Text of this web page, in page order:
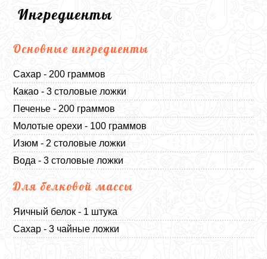
Ингредиенты
Основные ингредиенты
Сахар - 200 граммов
Какао - 3 столовые ложки
Печенье - 200 граммов
Молотые орехи - 100 граммов
Изюм - 2 столовые ложки
Вода - 3 столовые ложки
Для белковой массы
Яичный белок - 1 штука
Сахар - 3 чайные ложки